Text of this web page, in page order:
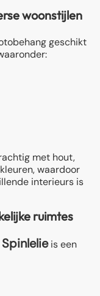
woonstijlen
geschikt
met hout,
waardoor
interieurs is
ruimtes
is een